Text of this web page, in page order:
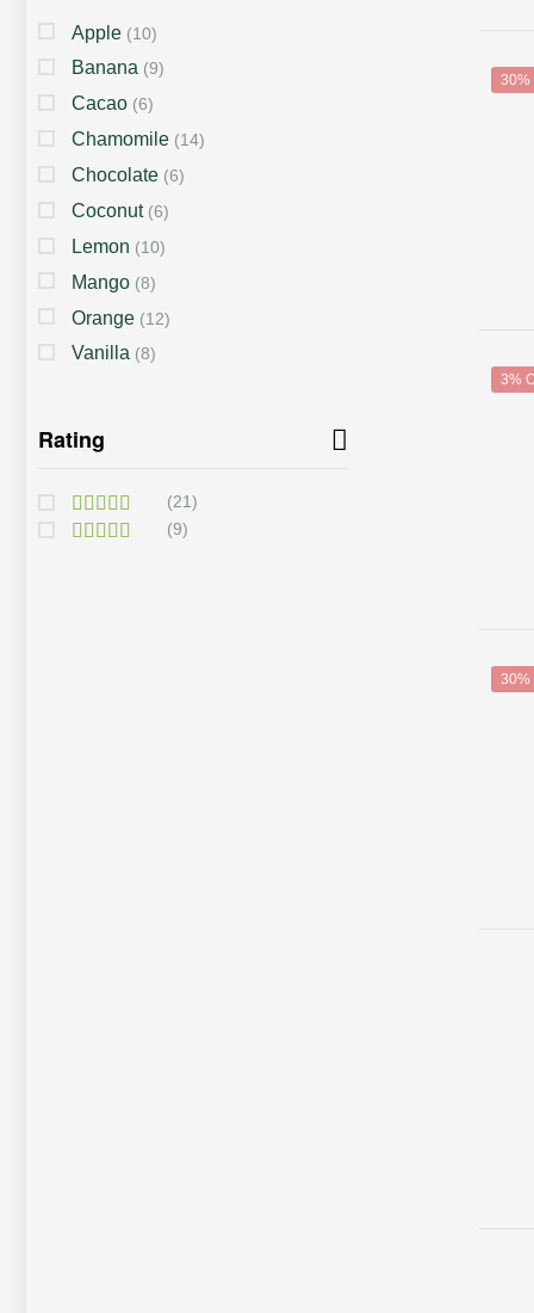
30%
3%
30%
Apple (10)
Banana (9)
Cacao (6)
Chamomile (14)
Chocolate (6)
Coconut (6)
Lemon (10)
Mango (8)
Orange (12)
Vanilla (8)
Rating
Rated5
(21)
(9)